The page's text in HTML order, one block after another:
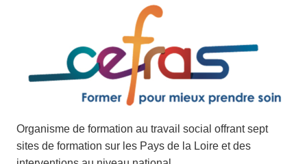
Organisme de formation au travail social offrant sept
sites de formation sur les Pays de la Loire et des